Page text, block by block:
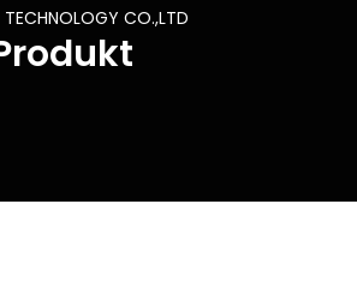
TECHNOLOGY CO.,LTD